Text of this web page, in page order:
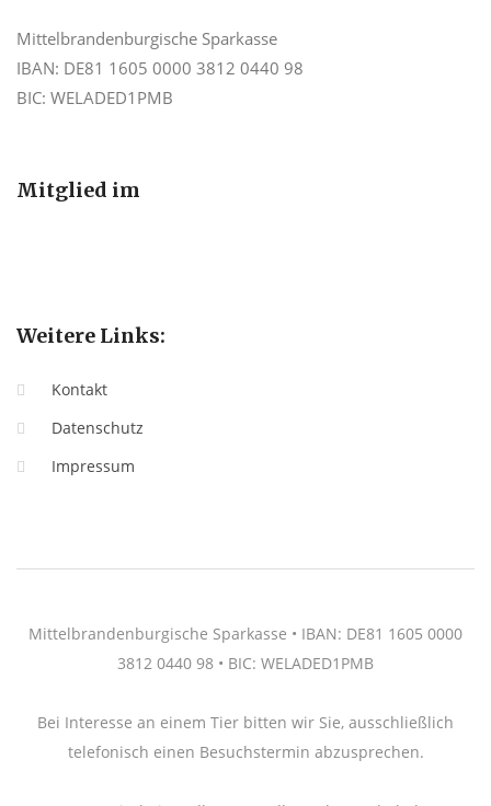
Mittelbrandenburgische Sparkasse
IBAN: DE81 1605 0000 3812 0440 98
BIC: WELADED1PMB
Mitglied im
Weitere Links:
Kontakt
Datenschutz
Impressum
Mittelbrandenburgische Sparkasse • IBAN: DE81 1605 0000
3812 0440 98 • BIC: WELADED1PMB
Bei Interesse an einem Tier bitten wir Sie, ausschließlich
telefonisch einen Besuchstermin abzusprechen.